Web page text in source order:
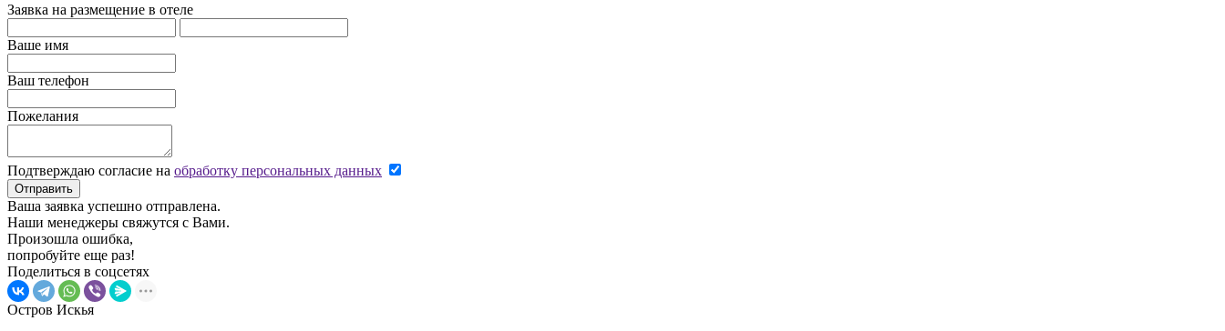
Заявка на размещение в отеле
Ваше имя
Ваш телефон
Пожелания
Подтверждаю согласие на обработку персональных данных
Отправить
Ваша заявка успешно отправлена.
Наши менеджеры свяжутся с Вами.
Произошла ошибка,
попробуйте еще раз!
Поделиться в соцсетях
Остров Искья